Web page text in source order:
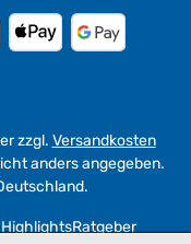
zzgl. Versandkosten
anders angegeben.
Ratgeber